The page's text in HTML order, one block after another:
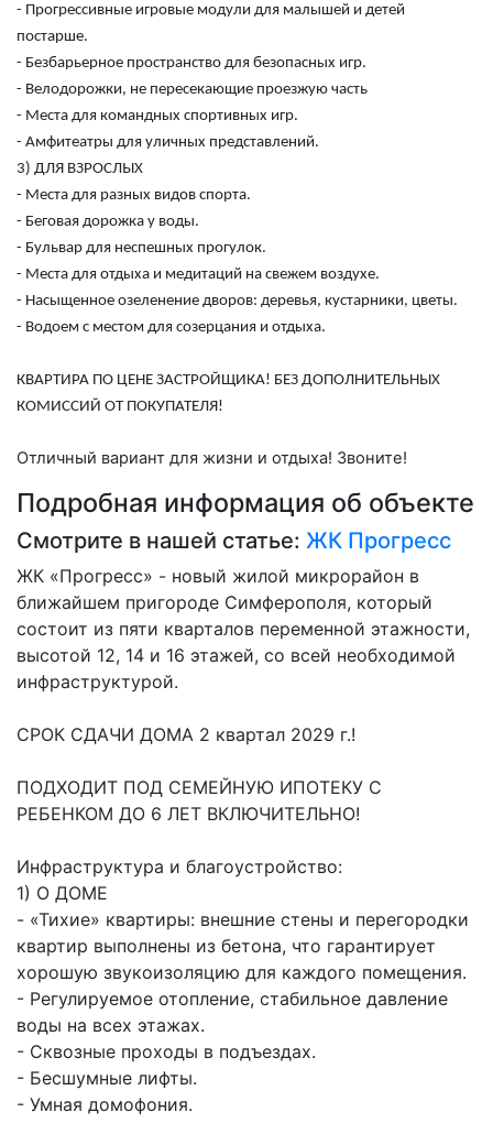
- Прогрессивные игровые модули для малышей и детей
постарше.
- Безбарьерное пространство для безопасных игр.
- Велодорожки, не пересекающие проезжую часть
- Места для командных спортивных игр.
- Амфитеатры для уличных представлений.
3) ДЛЯ ВЗРОСЛЫХ
- Места для разных видов спорта.
- Беговая дорожка у воды.
- Бульвар для неспешных прогулок.
- Места для отдыха и медитаций на свежем воздухе.
- Насыщенное озеленение дворов: деревья, кустарники, цветы.
- Водоем с местом для созерцания и отдыха.
КВАРТИРА ПО ЦЕНЕ ЗАСТРОЙЩИКА! БЕЗ ДОПОЛНИТЕЛЬНЫХ
КОМИССИЙ ОТ ПОКУПАТЕЛЯ!
Отличный вариант для жизни и отдыха! Звоните!
Подробная информация об объекте
Смотрите в нашей статье: ЖК Прогресс
ЖК «Прогресс» - новый жилой микрорайон в
ближайшем пригороде Симферополя, который
состоит из пяти кварталов переменной этажности,
высотой 12, 14 и 16 этажей, со всей необходимой
инфраструктурой.
СРОК СДАЧИ ДОМА 2 квартал 2029 г.!
ПОДХОДИТ ПОД СЕМЕЙНУЮ ИПОТЕКУ С
РЕБЕНКОМ ДО 6 ЛЕТ ВКЛЮЧИТЕЛЬНО!
Инфраструктура и благоустройство:
1) О ДОМЕ
- «Тихие» квартиры: внешние стены и перегородки
квартир выполнены из бетона, что гарантирует
хорошую звукоизоляцию для каждого помещения.
- Регулируемое отопление, стабильное давление
воды на всех этажах.
- Сквозные проходы в подъездах.
- Бесшумные лифты.
- Умная домофония.